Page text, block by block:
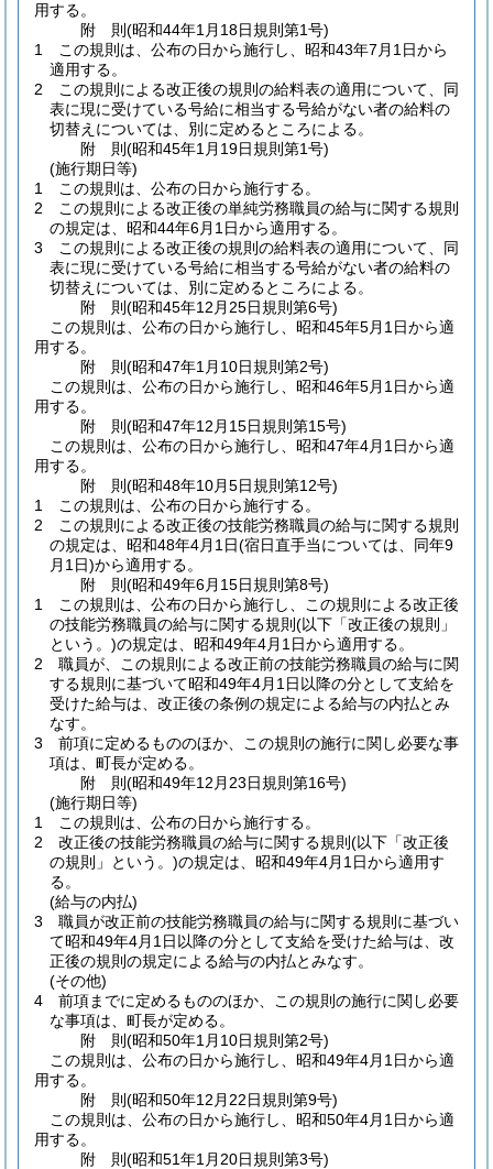
用する。
附 則(昭和44年1月18日規則第1号)
1
この規則は、公布の日から施行し、昭和43年7月1日から
適用する。
2
この規則による改正後の規則の給料表の適用について、同
表に現に受けている号給に相当する号給がない者の給料の
切替えについては、別に定めるところによる。
附 則(昭和45年1月19日規則第1号)
(施行期日等)
1
この規則は、公布の日から施行する。
2
この規則による改正後の単純労務職員の給与に関する規則
の規定は、昭和44年6月1日から適用する。
3
この規則による改正後の規則の給料表の適用について、同
表に現に受けている号給に相当する号給がない者の給料の
切替えについては、別に定めるところによる。
附 則(昭和45年12月25日規則第6号)
この規則は、公布の日から施行し、昭和45年5月1日から適
用する。
附 則(昭和47年1月10日規則第2号)
この規則は、公布の日から施行し、昭和46年5月1日から適
用する。
附 則(昭和47年12月15日規則第15号)
この規則は、公布の日から施行し、昭和47年4月1日から適
用する。
附 則(昭和48年10月5日規則第12号)
1
この規則は、公布の日から施行する。
2
この規則による改正後の技能労務職員の給与に関する規則
の規定は、昭和48年4月1日(宿日直手当については、同年9
月1日)から適用する。
附 則(昭和49年6月15日規則第8号)
1
この規則は、公布の日から施行し、この規則による改正後
の技能労務職員の給与に関する規則 (以下「改正後の規則」
という。)の規定は、昭和49年4月1日から適用する。
2
職員が、この規則による改正前の技能労務職員の給与に関
する規則に基づいて昭和49年4月1日以降の分として支給を
受けた給与は、改正後の条例の規定による給与の内払とみ
なす。
3
前項に定めるもののほか、この規則の施行に関し必要な事
項は、町長が定める。
附 則(昭和49年12月23日規則第16号)
(施行期日等)
1
この規則は、公布の日から施行する。
2
改正後の技能労務職員の給与に関する規則 (以下「改正後
の規則」という。)の規定は、昭和49年4月1日から適用す
る。
(給与の内払)
3
職員が改正前の技能労務職員の給与に関する規則に基づい
て昭和49年4月1日以降の分として支給を受けた給与は、改
正後の規則の規定による給与の内払とみなす。
(その他)
4
前項までに定めるもののほか、この規則の施行に関し必要
な事項は、町長が定める。
附 則(昭和50年1月10日規則第2号)
この規則は、公布の日から施行し、昭和49年4月1日から適
用する。
附 則(昭和50年12月22日規則第9号)
この規則は、公布の日から施行し、昭和50年4月1日から適
用する。
附 則(昭和51年1月20日規則第3号)